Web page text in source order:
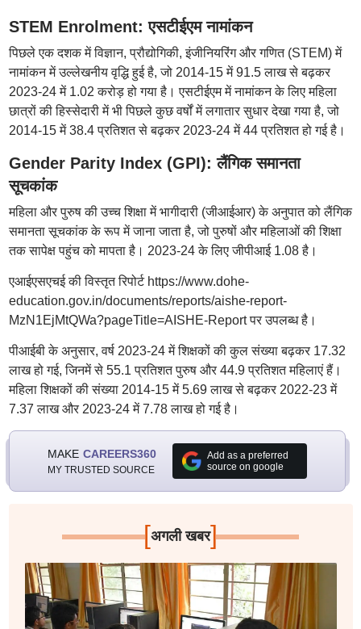
STEM Enrolment: एसटीईएम नामांकन
पिछले एक दशक में विज्ञान, प्रौद्योगिकी, इंजीनियरिंग और गणित (STEM) में
नामांकन में उल्लेखनीय वृद्धि हुई है, जो 2014-15 में 91.5 लाख से बढ़कर
2023-24 में 1.02 करोड़ हो गया है। एसटीईएम में नामांकन के लिए महिला
छात्रों की हिस्सेदारी में भी पिछले कुछ वर्षों में लगातार सुधार देखा गया है, जो
2014-15 में 38.4 प्रतिशत से बढ़कर 2023-24 में 44 प्रतिशत हो गई है।
Gender Parity Index (GPI): लैंगिक समानता
सूचकांक
महिला और पुरुष की उच्च शिक्षा में भागीदारी (जीआईआर) के अनुपात को लैंगिक
समानता सूचकांक के रूप में जाना जाता है, जो पुरुषों और महिलाओं की शिक्षा
तक सापेक्ष पहुंच को मापता है। 2023-24 के लिए जीपीआई 1.08 है।
एआईएसएचई की विस्तृत रिपोर्ट https://www.dohe-
education.gov.in/documents/reports/aishe-report-
MzN1EjMtQWa?pageTitle=AISHE-Report पर उपलब्ध है।
पीआईबी के अनुसार, वर्ष 2023-24 में शिक्षकों की कुल संख्या बढ़कर 17.32
लाख हो गई, जिनमें से 55.1 प्रतिशत पुरुष और 44.9 प्रति‍शत महिलाएं हैं।
महिला शिक्षकों की संख्या 2014-15 में 5.69 लाख से बढ़कर 2022-23 में
7.37 लाख और 2023-24 में 7.78 लाख हो गई है।
MAKE CAREERS360
MY TRUSTED SOURCE
Add as a preferred
source on google
[अगली खबर]